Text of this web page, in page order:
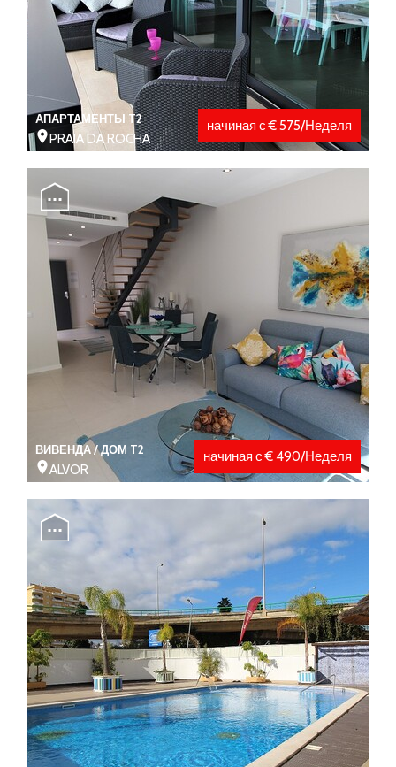
АПАРТАМЕНТЫ T2
PRAIA DA ROCHA
начиная с € 575/Неделя
ВИВЕНДА / ДОМ T2
ALVOR
начиная с € 490/Неделя